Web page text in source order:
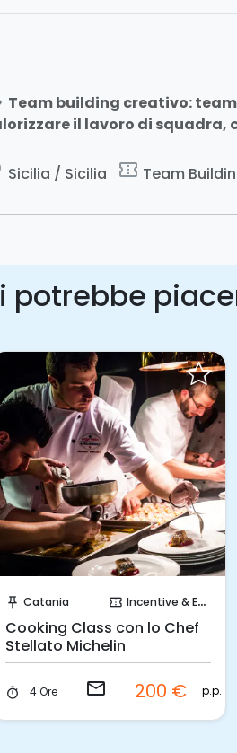
Team building creativo:
il lavoro di squadra,
Sicilia / Sicilia confirmation_number Team
potrebbe
push_pin Catania confirmation_number Incentive & Events
Cooking Class con lo Chef
Stellato Michelin
timer 4 Ore email 200 € p.p.